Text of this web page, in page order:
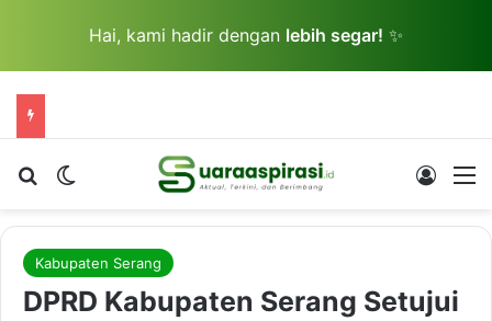
Hai, kami hadir dengan lebih segar! ✨
Cari berita...Switch skin Log In
Kabupaten Serang
DPRD Kabupaten Serang Setujui